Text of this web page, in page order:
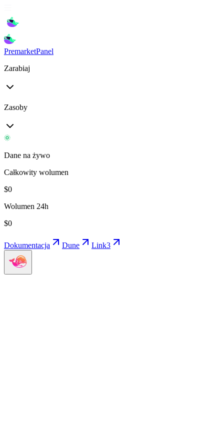
PremarketPanel
Zarabiaj
Zasoby
Dane na żywo
Całkowity wolumen
$0
Wolumen 24h
$0
Dokumentacja Dune Link3